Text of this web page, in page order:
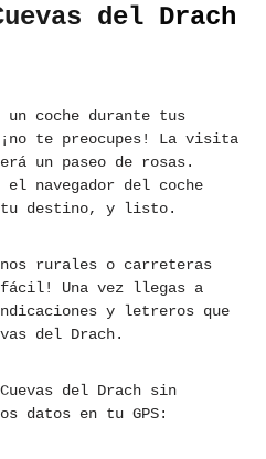
del Drach
coche durante tus
te preocupes! La visita
un paseo de rosas.
el navegador del coche
tu destino, y listo.
rurales o carreteras
fácil! Una vez llegas a
y letreros que
del Drach.
del Drach sin
datos en tu GPS: